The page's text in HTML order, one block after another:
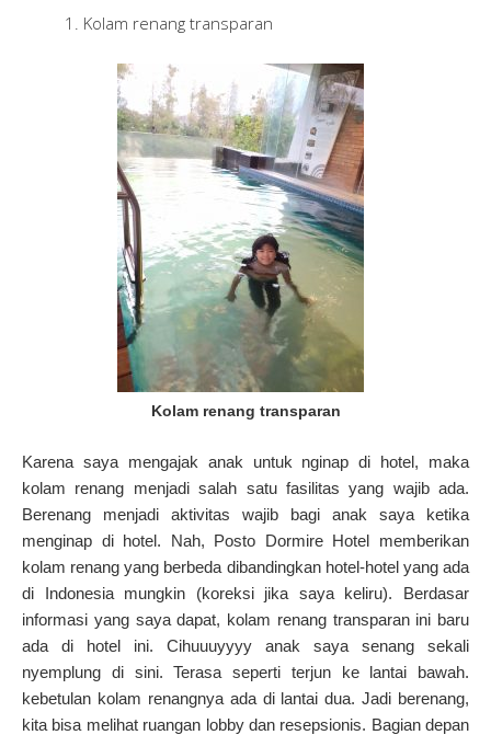
Kolam renang transparan
Kolam renang transparan
Karena saya mengajak anak untuk nginap di hotel, maka
kolam renang menjadi salah satu fasilitas yang wajib ada.
Berenang menjadi aktivitas wajib bagi anak saya ketika
menginap di hotel. Nah, Posto Dormire Hotel memberikan
kolam renang yang berbeda dibandingkan hotel-hotel yang ada
di Indonesia mungkin (koreksi jika saya keliru). Berdasar
informasi yang saya dapat, kolam renang transparan ini baru
ada di hotel ini. Cihuuuyyyy anak saya senang sekali
nyemplung di sini.Terasa seperti terjun ke lantai bawah.
kebetulan kolam renangnya ada di lantai dua.Jadi berenang,
kita bisa melihat ruangan lobby dan resepsionis. Bagian depan